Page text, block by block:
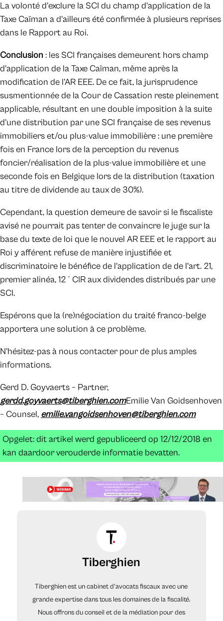
La volonté d’exclure la SCI du champ d’application de la
Taxe Caïman a d’ailleurs été confirmée à plusieurs reprises
dans le Rapport au Roi.
Conclusion : les SCI françaises demeurent hors champ
d’application de la Taxe Caïman, même après la
modification de l’AR EEE. De ce fait, la jurisprudence
susmentionnée de la Cour de Cassation reste pleinement
applicable, résultant en une double imposition à la suite
d’une distribution par une SCI française de ses revenus
immobiliers et/ou plus-value immobilière : une première
fois en France lors de la perception du revenus
foncier/réalisation de la plus-value immobilière et une
seconde fois en Belgique lors de la distribution (taxation
au titre de dividende au taux de 30%).
Cependant, la question demeure de savoir si le fiscaliste
avisé ne pourrait pas tenter de convaincre le juge sur la
base du texte de loi que le nouvel AR EEE et le rapport au
Roi y afférent refuse de manière injustifiée et
discriminatoire le bénéfice de l’application de de l'art. 21,
premier alinéa, 12 ° CIR aux dividendes distribués par une
SCI.
Espérons que la (re)négociation du traité franco-belge
apportera une solution à ce problème.
N’hésitez-pas à nous contacter pour de plus amples
informations.
Gerd D. Goyvaerts – Partner,
gerdd.goyvaerts@tiberghien.comEmilie Van Goidsenhoven
– Counsel, emilie.vangoidsenhoven@tiberghien.com
Opgelet: dit artikel werd gepubliceerd op 12/12/2018 en
kan daardoor verouderde informatie bevatten.
Tiberghien
Tiberghien est un cabinet d’avocats fiscaux avec une
grande expertise dans tous les domaines de la fiscalité.
Nous offrons du conseil et de la médiation pour des